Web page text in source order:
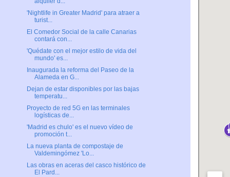
'Nightlife in Greater Madrid' para atraer a
turist...
El Comedor Social de la calle Canarias
contará con...
'Quédate con el mejor estilo de vida del
mundo' es...
Inaugurada la reforma del Paseo de la
Alameda en G...
Dejan de estar disponibles por las bajas
temperatu...
Proyecto de red 5G en las terminales
logísticas de...
'Madrid es chulo' es el nuevo vídeo de
promoción t...
La nueva planta de compostaje de
Valdemingómez 'Lo...
Las obras en aceras del casco histórico de
El Pard...